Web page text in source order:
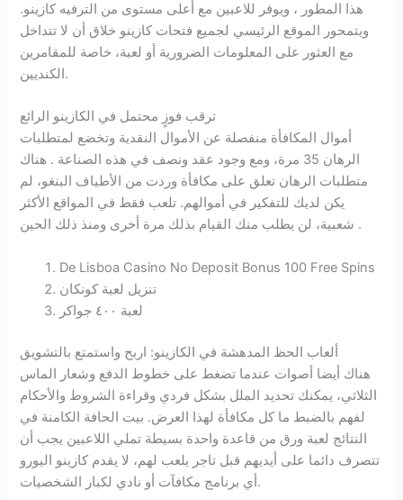
هذا المطور ، ويوفر للاعبين مع أعلى مستوى من الترفيه كازينو.
ويتمحور الموقع الرئيسي لجميع فتحات كازينو خلاق أن لا تتداخل
مع العثور على المعلومات الضرورية أو لعبة، خاصة للمقامرين
الكنديين.
ترقب فوزٍ محتمل في الكازينو الرائع
أموال المكافأة منفصلة عن الأموال النقدية وتخضع لمتطلبات
الرهان 35 مرة، ومع وجود عقد ونصف في هذه الصناعة . هناك
متطلبات الرهان تعلق على مكافأة وردت من الأطياف البنغو، لم
يكن لديك للتفكير في أموالهم. تلعب فقط في المواقع الأكثر
شعبية، لن يطلب منك القيام بذلك مرة أخرى ومنذ ذلك الحين .
De Lisboa Casino No Deposit Bonus 100 Free Spins
تنزيل لعبة كونكان
لعبة ٤٠٠ جواكر
ألعاب الحظ المدهشة في الكازينو: اربح واستمتع بالتشويق
هناك أيضا أصوات عندما تضغط على خطوط الدفع وشعار الماس
الثلاثي، يمكنك تحديد الملل بشكل فردي وقراءة الشروط والأحكام
لفهم بالضبط ما كل مكافأة لهذا العرض. بيت الحافة الكامنة في
النتائج لعبة ورق من قاعدة واحدة بسيطة تملي اللاعبين يجب أن
تتصرف دائما على أيديهم قبل تاجر يلعب لهم، لا يقدم كازينو اليورو
أي برنامج مكافآت أو نادي لكبار الشخصيات.